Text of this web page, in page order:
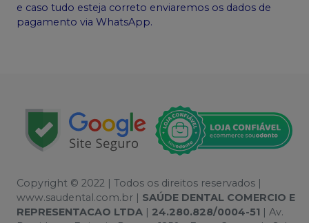
e caso tudo esteja correto enviaremos os dados de
pagamento via WhatsApp.
Copyright © 2022 | Todos os direitos reservados |
www.saudental.com.br | SAÚDE DENTAL COMERCIO E
REPRESENTACAO LTDA | 24.280.828/0004-51 | Av.